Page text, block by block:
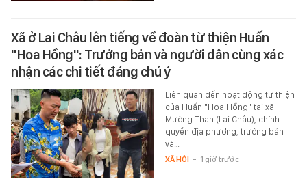
Xã ở Lai Châu lên tiếng về đoàn từ thiện Huấn
"Hoa Hồng": Trưởng bản và người dân cùng xác
nhận các chi tiết đáng chú ý
Liên quan đến hoạt động từ thiện
của Huấn "Hoa Hồng" tại xã
Mường Than (Lai Châu), chính
quyền địa phương, trưởng bản
và…
XÃ HỘI - 1 giờ trước